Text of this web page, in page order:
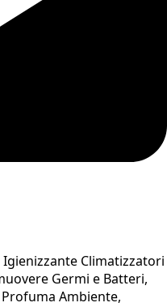
Igienizzante Climatizzatori
Germi e Batteri,
Ambiente,